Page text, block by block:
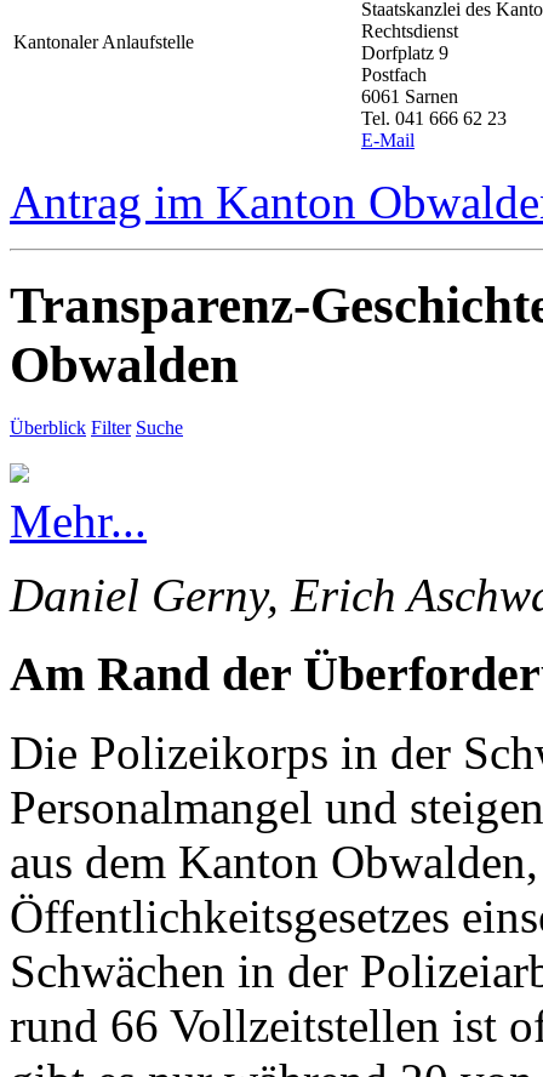
Kantonaler Anlaufstelle
Staatskanzlei des
Rechtsdienst
Dorfplatz 9
Postfach
6061 Sarnen
Tel. 041 666 62 23
E-Mail
Antrag im Kanton
Transparenz-
Obwalden
Überblick Filter Suche
Mehr...
Daniel Gerny, Erich
Am Rand der
Die Polizeikorps in der
Personalmangel und
aus dem Kanton
Öffentlichkeitsgesetzes
Schwächen in der
rund 66 Vollzeitstellen ist